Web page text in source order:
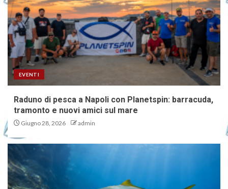
EVENTI
Raduno di pesca a Napoli con Planetspin: barracuda,
tramonto e nuovi amici sul mare
Giugno 28, 2026 admin